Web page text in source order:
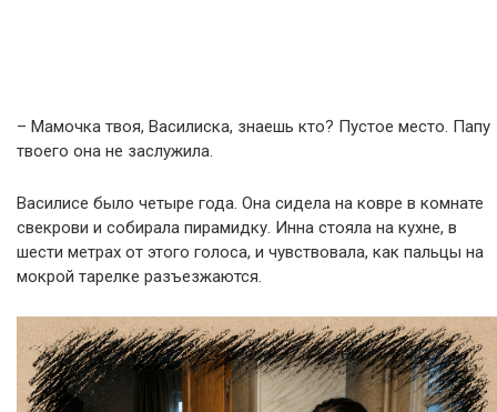
– Мамочка твоя, Василиска, знаешь кто? Пустое место. Папу
твоего она не заслужила.
Василисе было четыре года. Она сидела на ковре в комнате
свекрови и собирала пирамидку. Инна стояла на кухне, в
шести метрах от этого голоса, и чувствовала, как пальцы на
мокрой тарелке разъезжаются.